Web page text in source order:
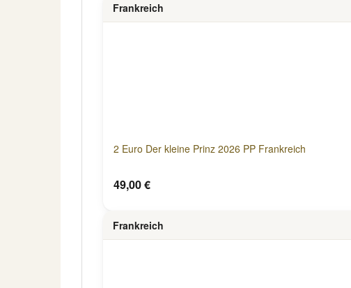
Frankreich
2 Euro Der kleine Prinz 2026 PP Frankreich
49,00 €
Frankreich